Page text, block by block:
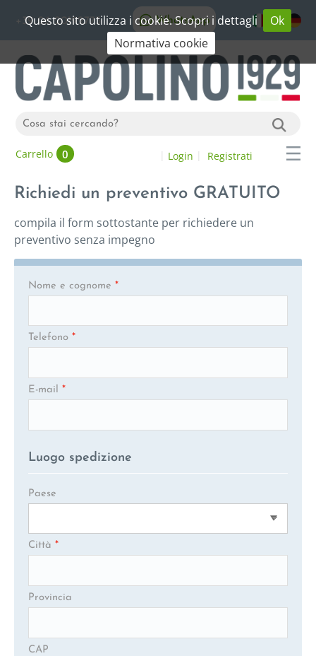
Questo sito utilizza i cookie. Scopri i dettagli
Ok
Normativa cookie
+39 06 20192773 WhatsApp
Carrello 0 Login Registrati
Richiedi un preventivo GRATUITO
compila il form sottostante per richiedere un
preventivo senza impegno
Nome e cognome *
Telefono *
E-mail *
Luogo spedizione
Paese
Città *
Provincia
CAP